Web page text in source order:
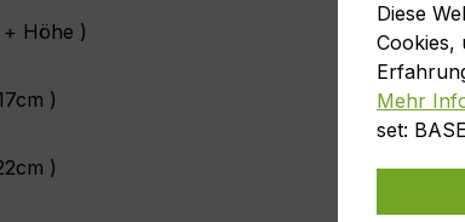
Höhe )
)
)
Diese
Cookies,
Mehr
set: